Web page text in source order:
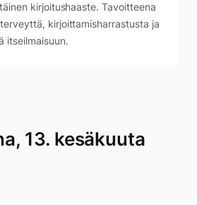
kirjoitushaaste. Tavoitteena
kirjoittamisharrastusta ja
itseilmaisuun.
13. kesäkuuta